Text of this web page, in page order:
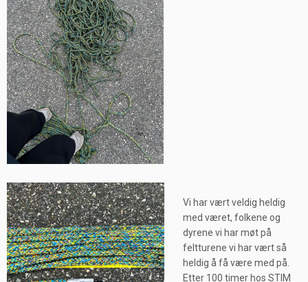
Vi har vært veldig heldig
med været, folkene og
dyrene vi har møt på
feltturene vi har vært så
heldig å få være med på.
Etter 100 timer hos STIM